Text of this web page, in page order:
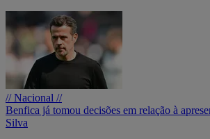
// Nacional //
Benfica já tomou decisões em relação à
Silva